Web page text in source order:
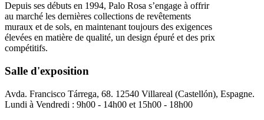
Depuis ses débuts en 1994, Palo Rosa s’engage à offrir
au marché les dernières collections de revêtements
muraux et de sols, en maintenant toujours des exigences
élevées en matière de qualité, un design épuré et des prix
compétitifs.
Salle d'exposition
Avda. Francisco Tárrega, 68. 12540 Villareal (Castellón), Espagne.
Lundi à Vendredi : 9h00 - 14h00 et 15h00 - 18h00